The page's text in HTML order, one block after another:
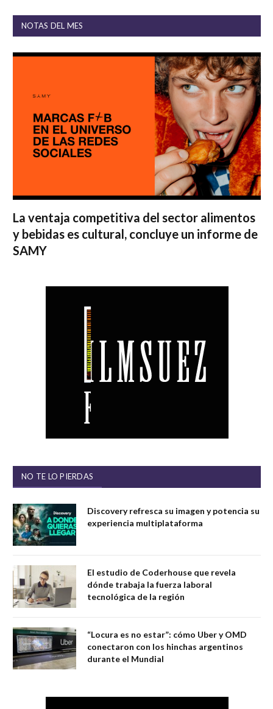
NOTAS DEL MES
La ventaja competitiva del sector alimentos
y bebidas es cultural, concluye un informe de
SAMY
NO TE LO PIERDAS
Discovery refresca su imagen y potencia su
experiencia multiplataforma
El estudio de Coderhouse que revela
dónde trabaja la fuerza laboral
tecnológica de la región
“Locura es no estar”: cómo Uber y OMD
conectaron con los hinchas argentinos
durante el Mundial